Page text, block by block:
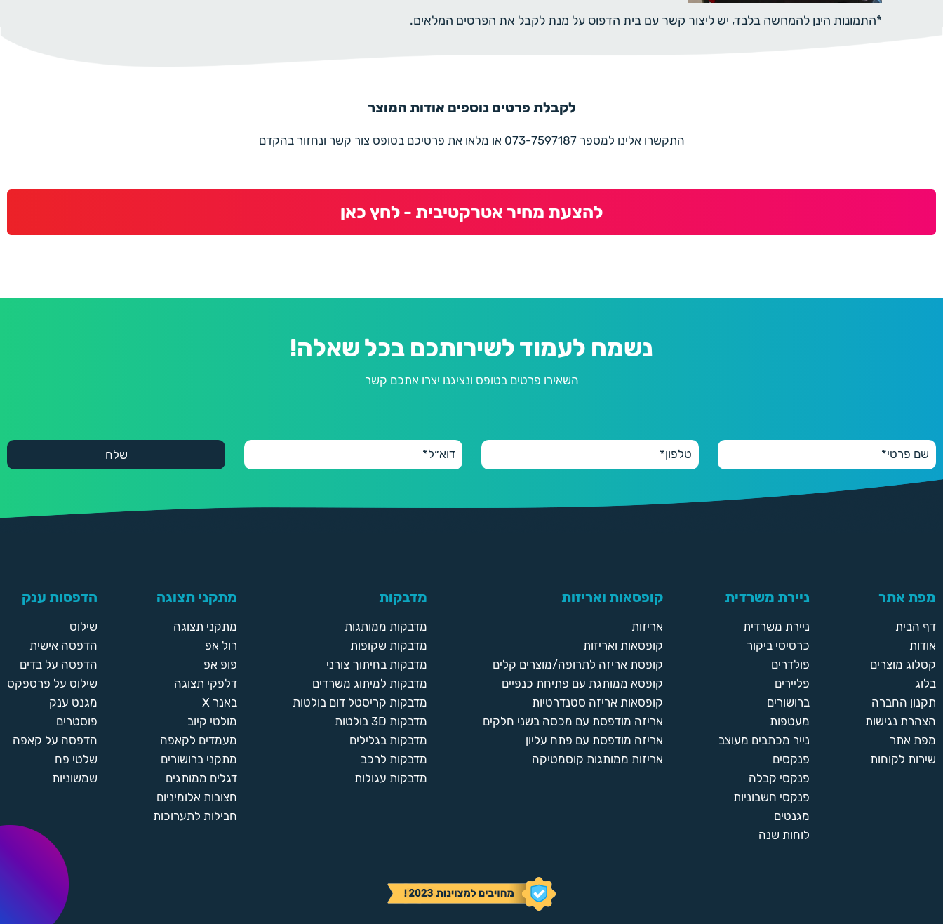
*התמונות הינן להמחשה בלבד, יש ליצור קשר עם בית הדפוס על מנת לקבל את הפרטים המלאים.
לקבלת פרטים נוספים אודות המוצר
התקשרו אלינו למספר 073-7597187 או מלאו את פרטיכם בטופס צור קשר ונחזור בהקדם
להצעת מחיר אטרקטיבית - לחץ כאן
נשמח לעמוד לשירותכם בכל שאלה!
השאירו פרטים בטופס ונציגנו יצרו אתכם קשר
מפת אתר
דף הבית
אודות
קטלוג מוצרים
בלוג
תקנון החברה
הצהרת נגישות
מפת אתר
שירות לקוחות
ניירת משרדית
ניירת משרדית
כרטיסי ביקור
פולדרים
פליירים
ברושורים
מעטפות
נייר מכתבים מעוצב
פנקסים
פנקסי קבלה
פנקסי חשבוניות
מגנטים
לוחות שנה
קופסאות ואריזות
אריזות
קופסאות ואריזות
קופסת אריזה לתרופה/מוצרים קלים
קופסא ממותגת עם פתיחת כנפיים
קופסאות אריזה סטנדרטיות
אריזה מודפסת עם מכסה בשני חלקים
אריזה מודפסת עם פתח עליון
אריזות ממותגות קוסמטיקה
מדבקות
מדבקות ממותגות
מדבקות שקופות
מדבקות בחיתוך צורני
מדבקות למיתוג משרדים
מדבקות קריסטל דום בולטות
מדבקות 3D בולטות
מדבקות בגלילים
מדבקות לרכב
מדבקות עגולות
מתקני תצוגה
מתקני תצוגה
רול אפ
פופ אפ
דלפקי תצוגה
באנר X
מולטי קיוב
מעמדים לקאפה
מתקני ברושורים
דגלים ממותגים
חצובות אלומיניום
חבילות לתערוכות
הדפסות ענק
שילוט
הדפסה אישית
הדפסה על בדים
שילוט על פרספקס
מגנט ענק
פוסטרים
הדפסה על קאפה
שלטי פח
שמשוניות